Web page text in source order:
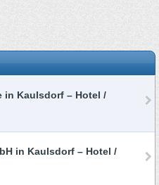
in Kaulsdorf – Hotel /
in Kaulsdorf – Hotel /